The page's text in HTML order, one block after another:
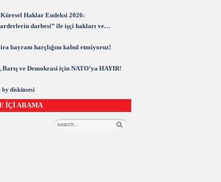
Haklar Endeksi 2026:
darbesi” ile işçi hakları ve
bayram harçlığını kabul etmiyoruz!
Barış ve Demokrasi için NATO’ya HAYIR!
by diskinsesi
İÇİ ARAMA